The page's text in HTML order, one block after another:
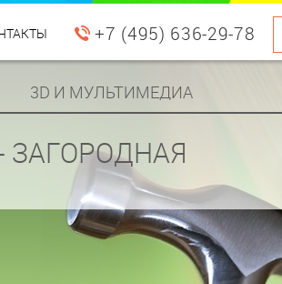
+7 (495) 636-29-78
3D И МУЛЬТИМЕДИА
ЗАГОРОДНАЯ